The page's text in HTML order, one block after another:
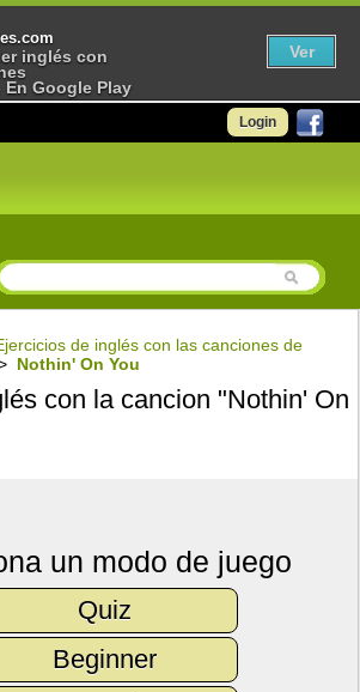
Login
de inglés con las canciones de
Nothin' On You
con la cancion "Nothin' On
un modo de juego
Quiz
Beginner
inglés con
En Google Play
Ver